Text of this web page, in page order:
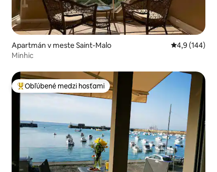
Apartmán v meste Saint-Malo Priemerné
4,9 (144)
Minhic
Najobľúbenejšie medzi hosťami
Obľúbené medzi hosťami